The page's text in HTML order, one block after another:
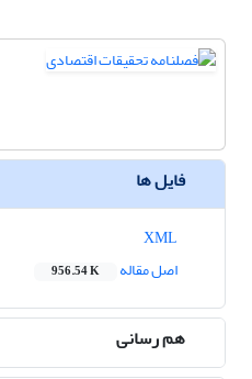
فایل ها
اصل مقاله
956.54 K
هم رسانی